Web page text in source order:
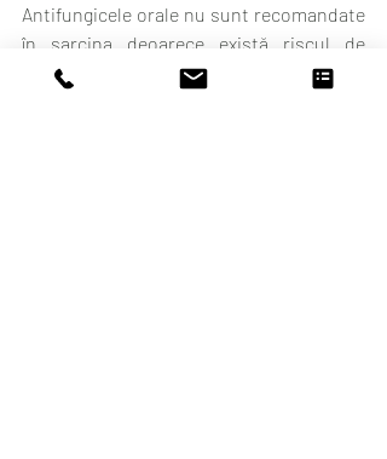
Antifungicele orale nu sunt recomandate
în sarcina deoarece există riscul de
afectare a fătului. Numai în cazuri